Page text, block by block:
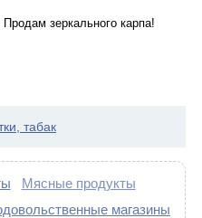
зеркального карпа!
табак
Мясные продукты
магазины